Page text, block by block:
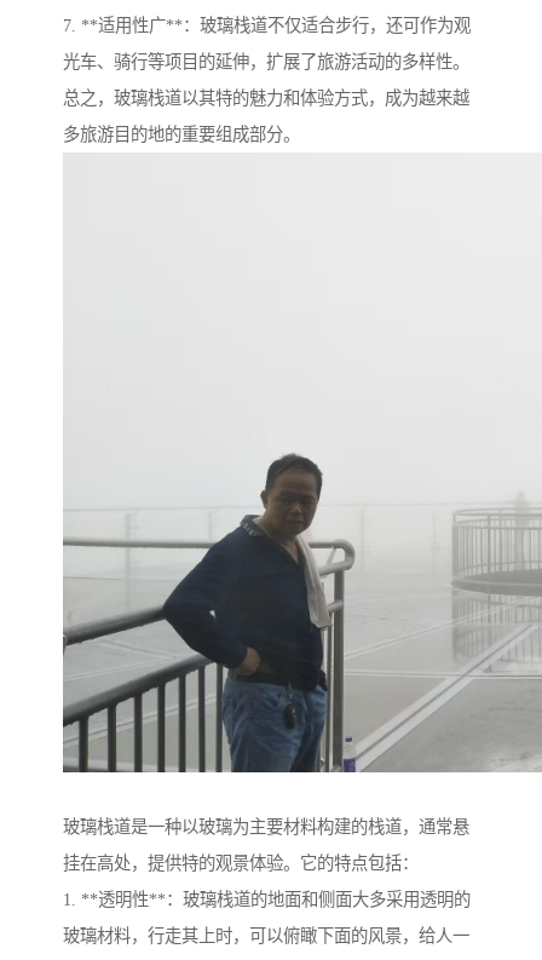
7. **适用性广**：玻璃栈道不仅适合步行，还可作为观
光车、骑行等项目的延伸，扩展了旅游活动的多样性。
总之，玻璃栈道以其特的魅力和体验方式，成为越来越
多旅游目的地的重要组成部分。
玻璃栈道是一种以玻璃为主要材料构建的栈道，通常悬
挂在高处，提供特的观景体验。它的特点包括：
1. **透明性**：玻璃栈道的地面和侧面大多采用透明的
玻璃材料，行走其上时，可以俯瞰下面的风景，给人一